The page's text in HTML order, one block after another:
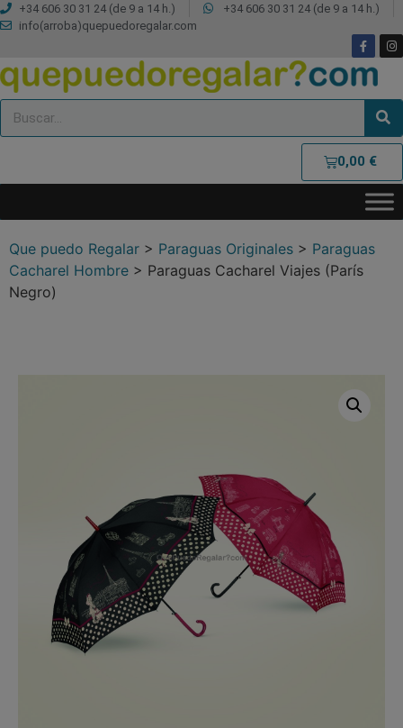
+34 606 30 31 24 (de 9 a 14 h.)
+34 606 30 31 24 (de 9 a 14 h.)
info(arroba)quepuedoregalar.com
0,00 €
Que puedo Regalar > Paraguas Originales > Paraguas
Cacharel Hombre > Paraguas Cacharel Viajes (París
Negro)